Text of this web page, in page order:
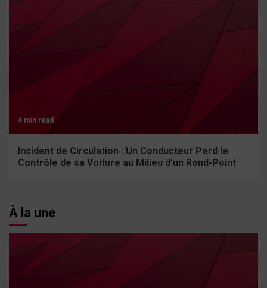
4 min read
Incident de Circulation : Un Conducteur Perd le
Contrôle de sa Voiture au Milieu d’un Rond-Point
À la une